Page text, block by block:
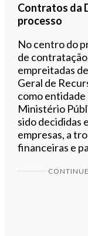
Contratos da
processo
No centro do
de
empreitadas
Geral de
como
Ministério
sido decididas
empresas, a
financeiras e